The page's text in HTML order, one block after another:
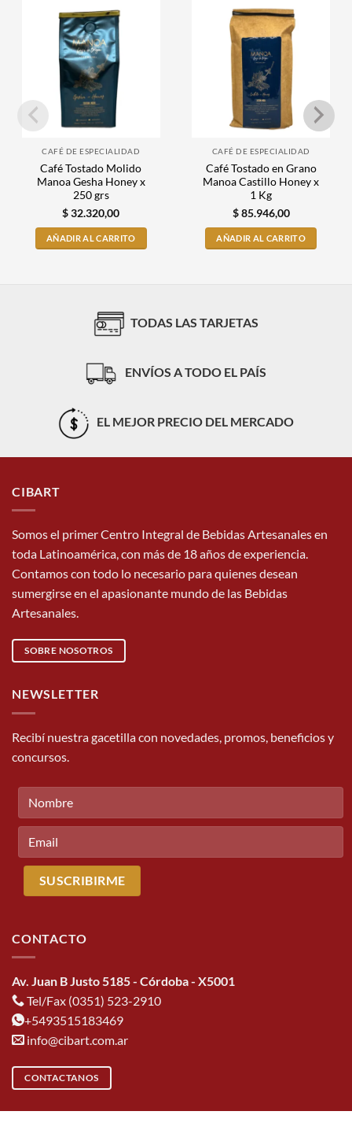
CAFÉ DE ESPECIALIDAD
Café Tostado Molido
Manoa Gesha Honey x
250 grs
$32.320,00
AÑADIR AL CARRITO
CAFÉ DE ESPECIALIDAD
Café Tostado en Grano
Manoa Castillo Honey x
1 Kg
$85.946,00
AÑADIR AL CARRITO
TODAS LAS TARJETAS
ENVÍOS A TODO EL PAÍS
EL MEJOR PRECIO DEL MERCADO
CIBART
Somos el primer Centro Integral de Bebidas Artesanales en
toda Latinoamérica, con más de 18 años de experiencia.
Contamos con todo lo necesario para quienes desean
sumergirse en el apasionante mundo de las Bebidas
Artesanales.
SOBRE NOSOTROS
NEWSLETTER
Recibí nuestra gacetilla con novedades, promos, beneficios y
concursos.
CONTACTO
Av. Juan B Justo 5185 - Córdoba - X5001
Tel/Fax (0351) 523-2910
+5493515183469
info@cibart.com.ar
CONTACTANOS